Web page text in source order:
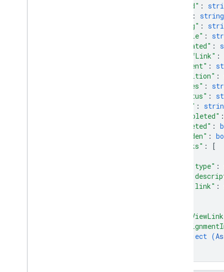
"kind" :
: string
"etag" :
"title" :
"updated" :
"selfLink" :
"parent" :
"position" :
"notes" :
"status" :
"due" :
"completed" :
"deleted" :
"hidden" :
"links" :
[
"type" :
"link" :
object (